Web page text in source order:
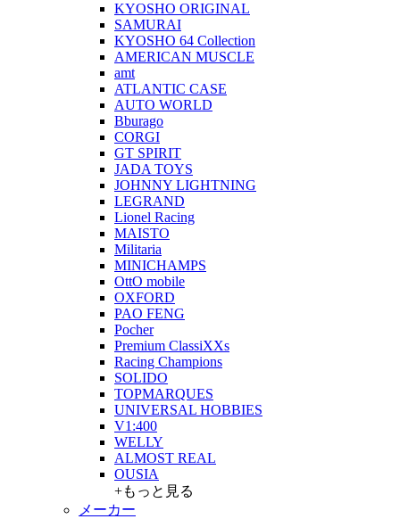
KYOSHO ORIGINAL
SAMURAI
KYOSHO 64 Collection
AMERICAN MUSCLE
amt
ATLANTIC CASE
AUTO WORLD
Bburago
CORGI
GT SPIRIT
JADA TOYS
JOHNNY LIGHTNING
LEGRAND
Lionel Racing
MAISTO
Militaria
MINICHAMPS
OttO mobile
OXFORD
PAO FENG
Pocher
Premium ClassiXXs
Racing Champions
SOLIDO
TOPMARQUES
UNIVERSAL HOBBIES
V1:400
WELLY
ALMOST REAL
OUSIA
+もっと見る
メーカー